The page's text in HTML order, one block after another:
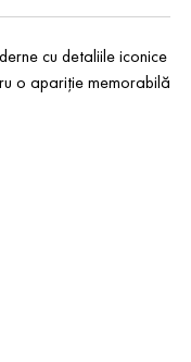
cu detaliile iconice
o apariție memorabilă